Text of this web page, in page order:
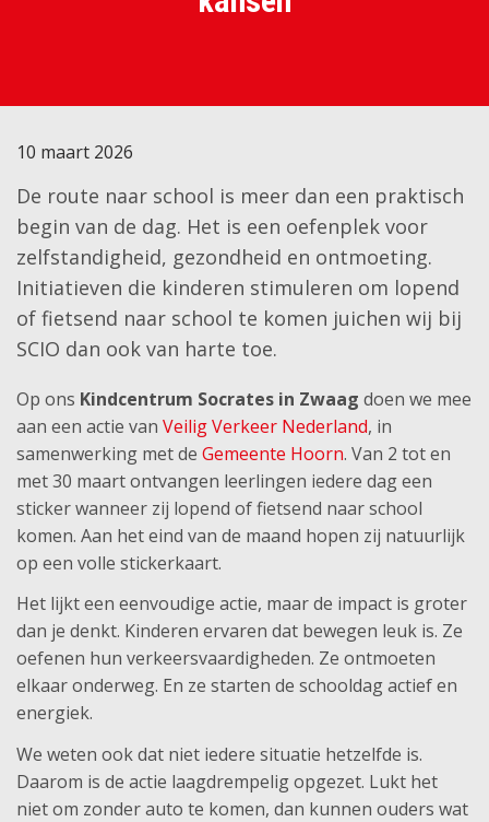
10 maart 2026
De route naar school is meer dan een praktisch
begin van de dag. Het is een oefenplek voor
zelfstandigheid, gezondheid en ontmoeting.
Initiatieven die kinderen stimuleren om lopend
of fietsend naar school te komen juichen wij bij
SCIO dan ook van harte toe.
Op ons Kindcentrum Socrates in Zwaag doen we mee
aan een actie van Veilig Verkeer Nederland, in
samenwerking met de Gemeente Hoorn. Van 2 tot en
met 30 maart ontvangen leerlingen iedere dag een
sticker wanneer zij lopend of fietsend naar school
komen. Aan het eind van de maand hopen zij natuurlijk
op een volle stickerkaart.
Het lijkt een eenvoudige actie, maar de impact is groter
dan je denkt. Kinderen ervaren dat bewegen leuk is. Ze
oefenen hun verkeersvaardigheden. Ze ontmoeten
elkaar onderweg. En ze starten de schooldag actief en
energiek.
We weten ook dat niet iedere situatie hetzelfde is.
Daarom is de actie laagdrempelig opgezet. Lukt het
niet om zonder auto te komen, dan kunnen ouders wat